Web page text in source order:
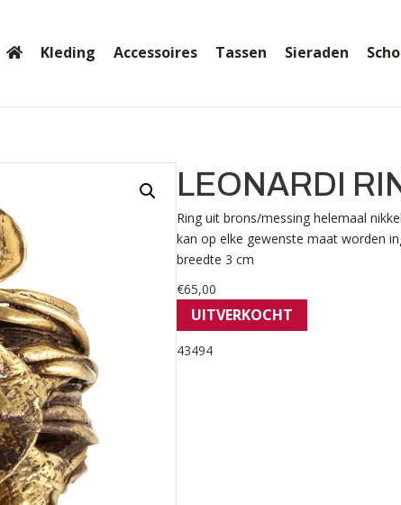
Kleding Accessoires Tassen Sieraden
LEONARDI
Ring uit brons/messing helemaal
kan op elke gewenste maat worden
breedte 3 cm
€65,00
UITVERKOCHT
43494